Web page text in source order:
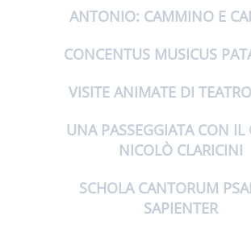
ANTONIO: CAMMINO E
CONCENTUS MUSICUS
VISITE ANIMATE DI
UNA PASSEGGIATA CON IL
NICOLÒ CLARICINI
SCHOLA CANTORUM
SAPIENTER